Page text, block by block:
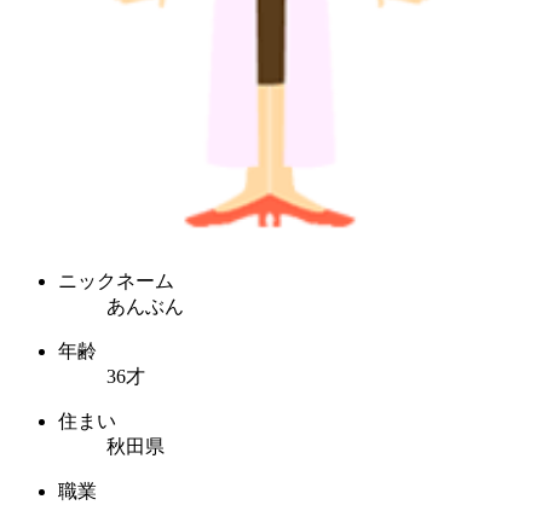
ニックネーム
あんぶん
年齢
36才
住まい
秋田県
職業